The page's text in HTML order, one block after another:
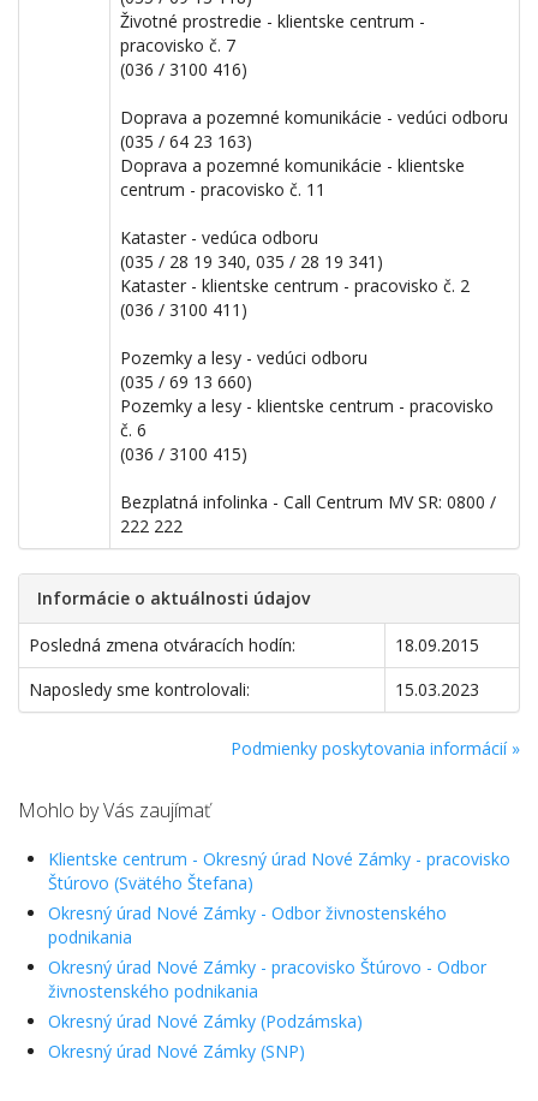
Životné prostredie - klientske centrum -
pracovisko č. 7
(036 / 3100 416)
Doprava a pozemné komunikácie - vedúci odboru
(035 / 64 23 163)
Doprava a pozemné komunikácie - klientske
centrum - pracovisko č. 11
Kataster - vedúca odboru
(035 / 28 19 340, 035 / 28 19 341)
Kataster - klientske centrum - pracovisko č. 2
(036 / 3100 411)
Pozemky a lesy - vedúci odboru
(035 / 69 13 660)
Pozemky a lesy - klientske centrum - pracovisko
č. 6
(036 / 3100 415)
Bezplatná infolinka - Call Centrum MV SR: 0800 /
222 222
Informácie o aktuálnosti údajov
Posledná zmena otváracích hodín:
18.09.2015
Naposledy sme kontrolovali:
15.03.2023
Podmienky poskytovania informácií »
Mohlo by Vás zaujímať
Klientske centrum - Okresný úrad Nové Zámky - pracovisko
Štúrovo (Svätého Štefana)
Okresný úrad Nové Zámky - Odbor živnostenského
podnikania
Okresný úrad Nové Zámky - pracovisko Štúrovo - Odbor
živnostenského podnikania
Okresný úrad Nové Zámky (Podzámska)
Okresný úrad Nové Zámky (SNP)